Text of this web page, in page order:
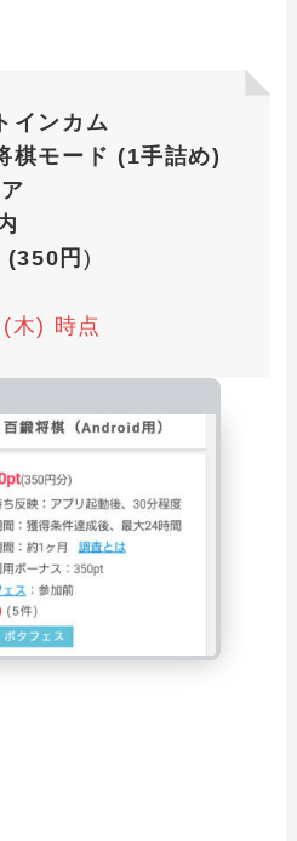
インカム
棋モード (1手詰め)
円 )
木) 時点